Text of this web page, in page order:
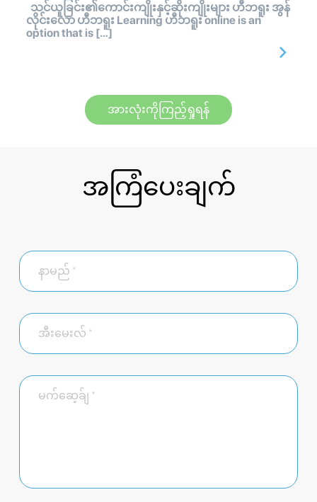
သင်ယူခြင်း၏ကောင်းကျိုးနှင့်ဆိုးကျိုးများ ဟီဘရူး အွန်
လိုင်းလော ဟီဘရူး Learning ဟီဘရူး online is an
option that is […]
အားလုံးကိုကြည့်ရှုရန်
အကြံပေးချက်